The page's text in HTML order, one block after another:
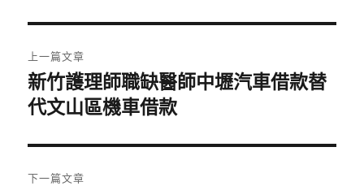
章
導
覽
上一篇文章
上
一
文
章:
新竹護理師職缺醫師中壢汽車借款替
代文山區機車借款
下一篇文章